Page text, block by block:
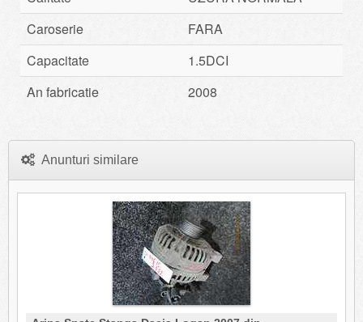
Caroserie
FARA
Capacitate
1.5DCI
An fabricatie
2008
Anunturi similare